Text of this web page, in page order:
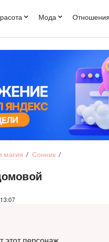
Мода
магия Сонник